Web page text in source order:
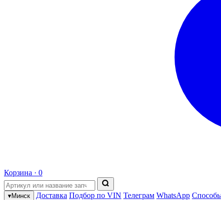
Корзина · 0
▾Минск Доставка Подбор по VIN Телеграм WhatsApp